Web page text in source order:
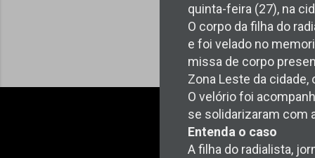
quinta-feira (27), na
O corpo da filha do
e foi velado no
missa de corpo
Zona Leste da
O velório foi
se solidarizaram com
Entenda o caso
A filha do radialista,